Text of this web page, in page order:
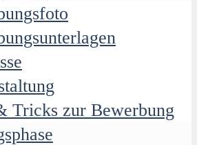
Tricks zur Bewerbung